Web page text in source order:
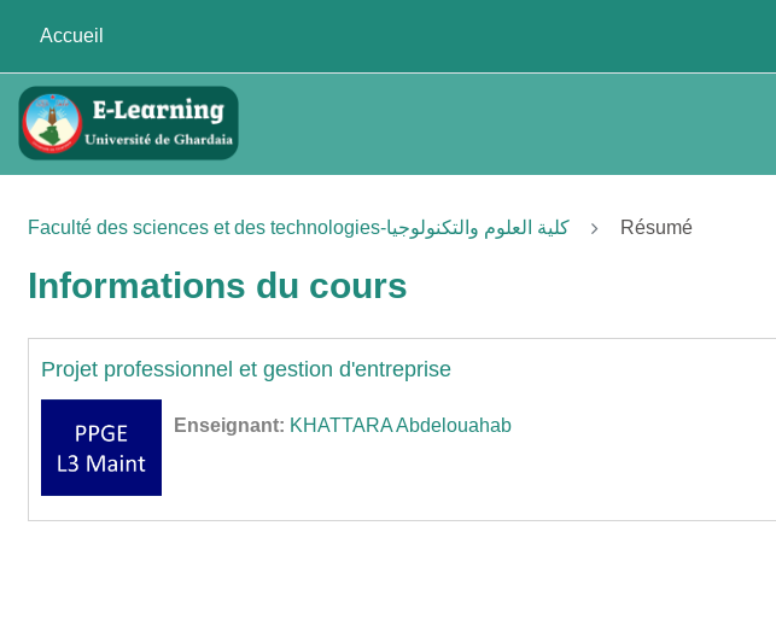
Accueil
Faculté des sciences et des technologies-كلية العلوم والتكنولوجيا Résumé
Informations du cours
Projet professionnel et gestion d'entreprise
Enseignant: KHATTARA Abdelouahab